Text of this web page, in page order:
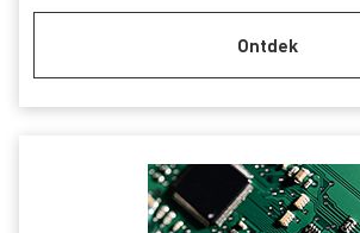
Ontdek